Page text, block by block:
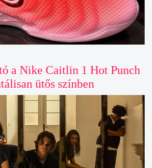
a Nike Caitlin 1 Hot Punch
ütős színben